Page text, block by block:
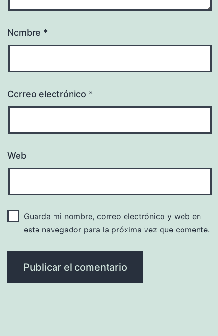
Nombre *
Correo electrónico *
Web
Guarda mi nombre, correo electrónico y web en
este navegador para la próxima vez que comente.